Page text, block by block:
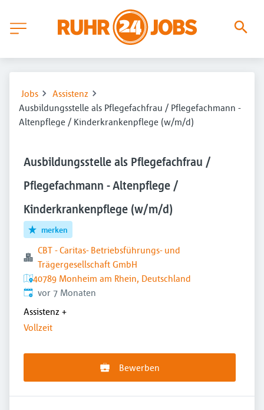
Jobs
Assistenz
Ausbildungsstelle als Pflegefachfrau / Pflegefachmann -
Altenpflege / Kinderkrankenpflege (w/m/d)
Ausbildungsstelle als Pflegefachfrau /
Pflegefachmann - Altenpflege /
Kinderkrankenpflege (w/m/d)
merken
CBT - Caritas- Betriebsführungs- und
Trägergesellschaft GmbH
40789 Monheim am Rhein, Deutschland
Veröffentlicht:
vor 7 Monaten
Assistenz +
Vollzeit
Bewerben